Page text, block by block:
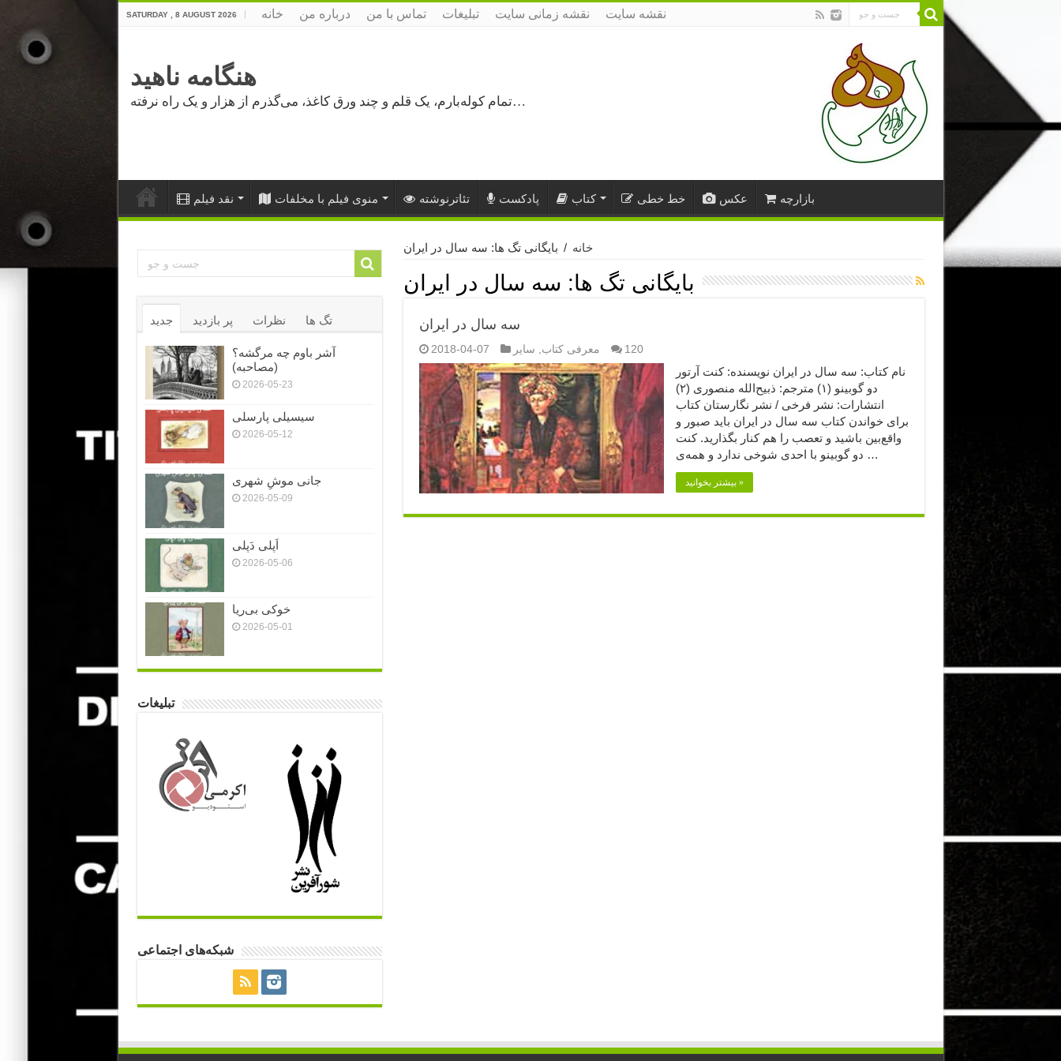
SATURDAY , 8 AUGUST 2026 خانه درباره من تماس با من تبلیغات نقشه زمانی سایت نقشه سایت
هنگامه ناهید
تمام کوله‌بارم، یک قلم و چند ورق کاغذ، می‌گذرم از هزار و یک راه نرفته…
نقد فیلم منوی فیلم با مخلفات تئاترنوشته پادکست کتاب خط خطی عکس بازارچه
خانه / بایگانی تگ ها: سه سال در ایران
بایگانی تگ ها: سه سال در ایران
سه سال در ایران
2018-04-07 معرفی کتاب سایر 120
نام کتاب: سه سال در ایران نویسنده: کنت آرتور
دو گوبینو (۱) مترجم: ذبیح‌الله منصوری (۲)
انتشارات: نشر فرخی / نشر نگارستان کتاب
برای خواندن کتاب سه سال در ایران باید صبور و
واقع‌بین باشید و تعصب را هم کنار بگذارید. کنت
دو گوبینو با احدی شوخی ندارد و همه‌ی …
بیشتر بخوانید »
جدید پر بازدید نظرات تگ ها
آشر باوم چه مرگشه؟
(مصاحبه)
2026-05-23
سیسیلی پارسلی
2026-05-12
جانی موشِ شهری
2026-05-09
اَپلی دَپلی
2026-05-06
خوکی بی‌ریا
2026-05-01
تبلیغات
شبکه‌های اجتماعی